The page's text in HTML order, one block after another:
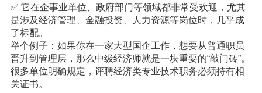
✅ 它在企事业单位、政府部门等领域都非常受欢迎，尤其
是涉及经济管理、金融投资、人力资源等岗位时，几乎成
了标配。
举个例子：如果你在一家大型国企工作，想要从普通职员
晋升到管理层，那么中级经济师就是一块重要的“敲门砖”。
很多单位明确规定，评聘经济类专业技术职务必须持有相
关证书。